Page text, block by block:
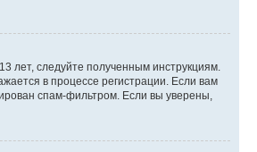
лет, следуйте полученным инструкциям.
в процессе регистрации. Если вам
спам-фильтром. Если вы уверены,